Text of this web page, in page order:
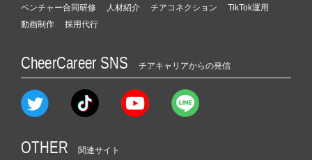
ベンチャー合同研修
人材紹介 チアコネクション
TikTok運用
動画制作
採用代行
CheerCareer SNS チアキャリアからの発信
OTHER 関連サイト